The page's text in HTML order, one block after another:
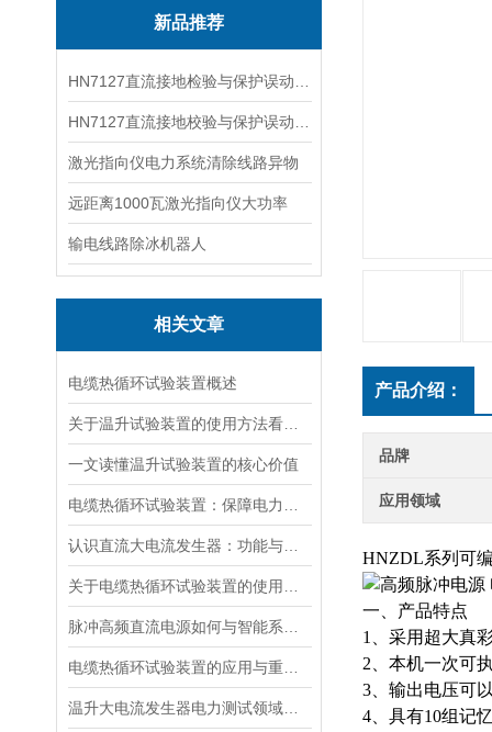
新品推荐
激光指向仪电力系统清除线路异物
远距离1000瓦激光指向仪大功率
输电线路除冰机器人
相关文章
电缆热循环试验装置概述
一文读懂温升试验装置的核心价值
产品介绍：
品牌
应用领域
HNZDL系列可
一、产品特点
1、采用超大真
2、本机一次可
3、输出电压可
4、具有10组记